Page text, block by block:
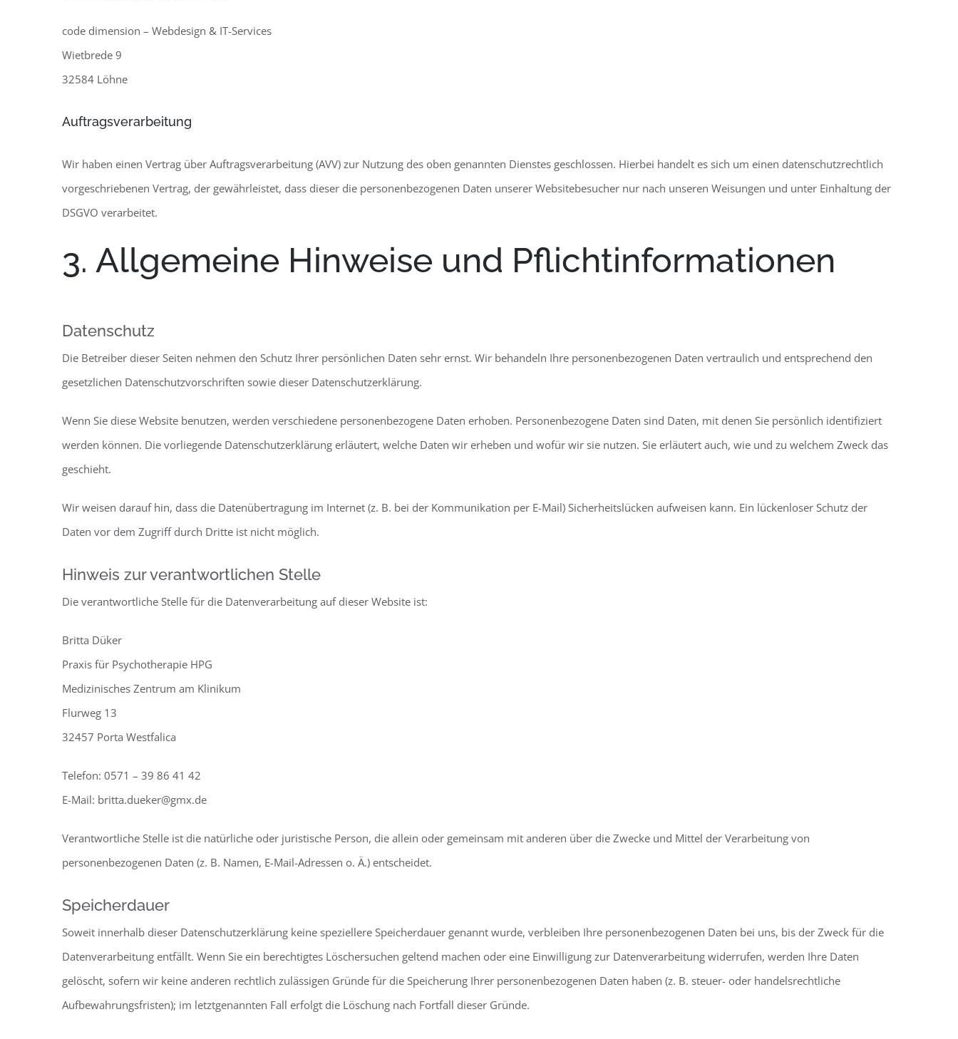
code dimension – Webdesign & IT-Services
Wietbrede 9
32584 Löhne
Auftragsverarbeitung
Wir haben einen Vertrag über Auftragsverarbeitung (AVV) zur Nutzung des oben genannten Dienstes geschlossen. Hierbei handelt es sich um einen datenschutzrechtlich
vorgeschriebenen Vertrag, der gewährleistet, dass dieser die personenbezogenen Daten unserer Websitebesucher nur nach unseren Weisungen und unter Einhaltung der
DSGVO verarbeitet.
3. Allgemeine Hinweise und Pflicht­informationen
Datenschutz
Die Betreiber dieser Seiten nehmen den Schutz Ihrer persönlichen Daten sehr ernst. Wir behandeln Ihre personenbezogenen Daten vertraulich und entsprechend den
gesetzlichen Datenschutzvorschriften sowie dieser Datenschutzerklärung.
Wenn Sie diese Website benutzen, werden verschiedene personenbezogene Daten erhoben. Personenbezogene Daten sind Daten, mit denen Sie persönlich identifiziert
werden können. Die vorliegende Datenschutzerklärung erläutert, welche Daten wir erheben und wofür wir sie nutzen. Sie erläutert auch, wie und zu welchem Zweck das
geschieht.
Wir weisen darauf hin, dass die Datenübertragung im Internet (z. B. bei der Kommunikation per E-Mail) Sicherheitslücken aufweisen kann. Ein lückenloser Schutz der
Daten vor dem Zugriff durch Dritte ist nicht möglich.
Hinweis zur verantwortlichen Stelle
Die verantwortliche Stelle für die Datenverarbeitung auf dieser Website ist:
Britta Düker
Praxis für Psychotherapie HPG
Medizinisches Zentrum am Klinikum
Flurweg 13
32457 Porta Westfalica
Telefon: 0571 – 39 86 41 42
E-Mail: britta.dueker@gmx.de
Verantwortliche Stelle ist die natürliche oder juristische Person, die allein oder gemeinsam mit anderen über die Zwecke und Mittel der Verarbeitung von
personenbezogenen Daten (z. B. Namen, E-Mail-Adressen o. Ä.) entscheidet.
Speicherdauer
Soweit innerhalb dieser Datenschutzerklärung keine speziellere Speicherdauer genannt wurde, verbleiben Ihre personenbezogenen Daten bei uns, bis der Zweck für die
Datenverarbeitung entfällt. Wenn Sie ein berechtigtes Löschersuchen geltend machen oder eine Einwilligung zur Datenverarbeitung widerrufen, werden Ihre Daten
gelöscht, sofern wir keine anderen rechtlich zulässigen Gründe für die Speicherung Ihrer personenbezogenen Daten haben (z. B. steuer- oder handelsrechtliche
Aufbewahrungsfristen); im letztgenannten Fall erfolgt die Löschung nach Fortfall dieser Gründe.